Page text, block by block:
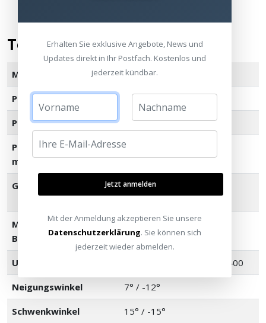
Technische Daten
Marke SANUS
Produktbreite 31.30" / 79.50cm
Produkthöhe 16.60" / 42.16cm
Produkttiefe (min-
max)
2.10" - 6.80" / 5.33cm -
17.27cm
Geeignete TV-Größen
42" - 90" / 106.68cm -
Maximale TV-
Belastung
150lbs / 68.04kg
Universelle Montage VESA / 150x100 bis 600x400
Neigungswinkel 7° / -12°
Schwenkwinkel 15° / -15°
Erhalten Sie exklusive Angebote, News und
Updates direkt in Ihr Postfach. Kostenlos und
jederzeit kündbar.
Jetzt anmelden
Mit der Anmeldung akzeptieren Sie unsere
Datenschutzerklärung. Sie können sich
jederzeit wieder abmelden.